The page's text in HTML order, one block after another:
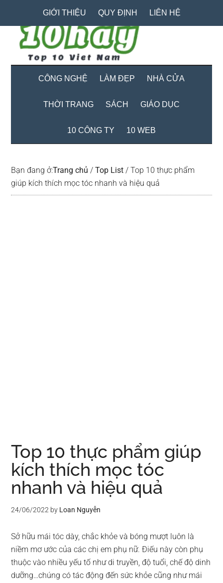
content
secondary
menu
primary
sidebar
GIỚI THIỆU QUY ĐỊNH LIÊN HỆ
CÔNG NGHỆ LÀM ĐẸP NHÀ CỬA
THỜI TRANG SÁCH GIÁO DỤC
10 CÔNG TY 10 WEB
Bạn đang ở:Trang chủ / Top List / Top 10 thực phẩm
giúp kích thích mọc tóc nhanh và hiệu quả
Top 10 thực phẩm giúp
kích thích mọc tóc
nhanh và hiệu quả
24/06/2022 by Loan Nguyễn
Sở hữu mái tóc dày, chắc khỏe và bóng mượt luôn là
niềm mơ ước của các chị em phụ nữ. Điếu này còn phụ
thuộc vào nhiều yếu tố như di truyền, độ tuổi, chế độ dinh
dưỡng…chúng có tác động đến sức khỏe cũng như mái